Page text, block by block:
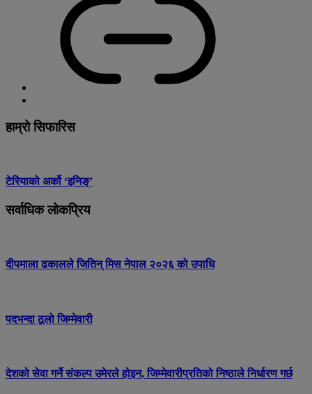
हाम्रो सिफारिस
टेरियाको अर्को ‘इनिङ्’
सर्वाधिक लोकप्रिय
दीपमाला ढकालले जितिन् मिस नेपाल २०२६ को उपाधि
पदभन्दा ठूलो जिम्मेवारी
देशको सेवा गर्ने संकल्प उमेरले होइन, जिम्मेवारीप्रतिको निष्ठाले निर्धारण गर्छ